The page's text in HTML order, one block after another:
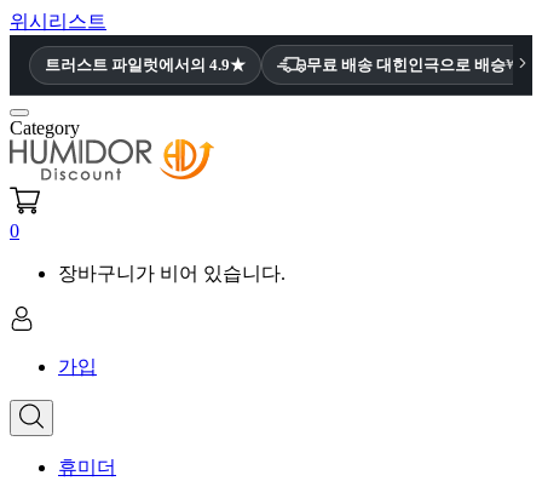
위시리스트
트러스트 파일럿에서의 4.9★ 무료 배송 대힌인극으로 배승
Category
0
장바구니가 비어 있습니다.
가입
휴미더